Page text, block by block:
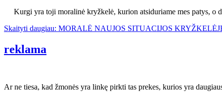
Kurgi yra toji moralinė kryžkelė, kurion atsiduriame mes patys, o
Skaityti daugiau: MORALĖ NAUJOS SITUACIJOS
reklama
Ar ne tiesa, kad žmonės yra linkę pirkti tas prekes, kurios yra